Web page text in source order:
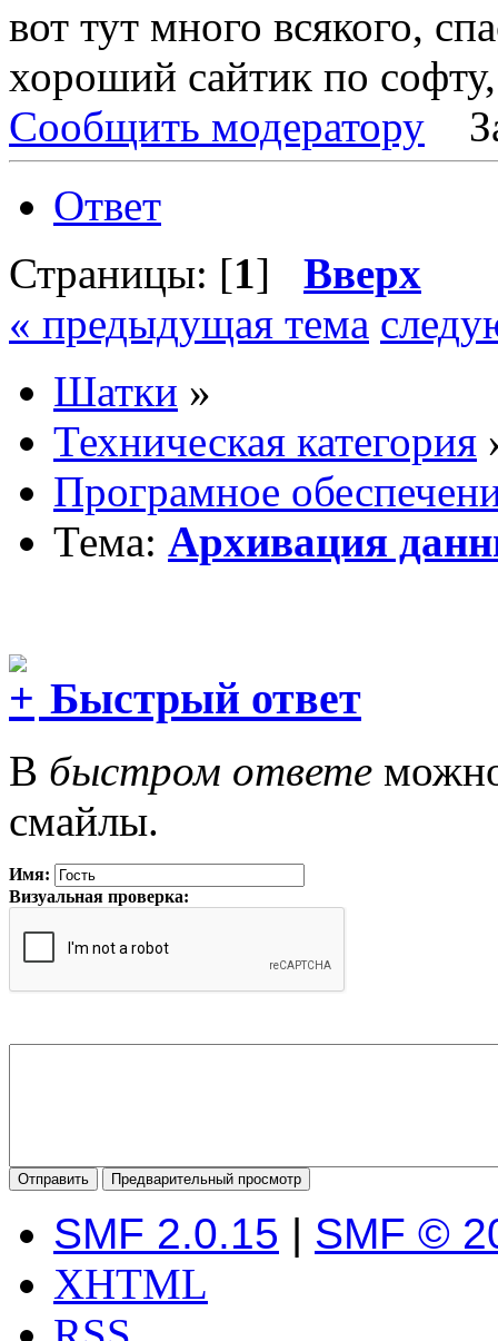
вот тут много всякого,
хороший сайтик по
Сообщить модератору
Ответ
Страницы: [1] Вверх
« предыдущая тема
Шатки »
Техническая категория
Програмное
Тема: Архивация
Быстрый ответ
В быстром ответе
смайлы.
Имя:
Визуальная проверка:
SMF 2.0.15 | SMF ©
XHTML